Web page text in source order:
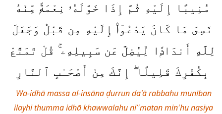
مُنِيبًا إِلَيْهِ ثُمَّ إِذَا خَوَّلَهُۥ نِعْمَةًۭ مِّنْهُ
نَسِىَ مَا كَانَ يَدْعُوٓا۟ إِلَيْهِ مِن قَبْلُ وَجَعَلَ
لِلَّهِ أَندَادًۭا لِّيُضِلَّ عَن سَبِيلِهِۦ ۚ قُلْ تَمَتَّعْ
بِكُفْرِكَ قَلِيلًا ۖ إِنَّكَ مِنْ أَصْحَـٰبِ ٱلنَّارِ
Wa-idhā massa al-insāna ḍurrun daʿā rabbahu munīban
ilayhi thumma idhā khawwalahu niʿ'matan min'hu nasiya